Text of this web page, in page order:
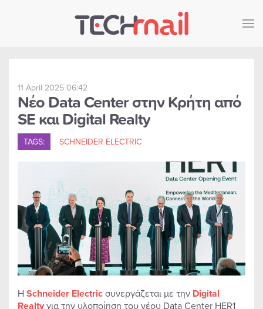
Skip to main content
11 April 2025 06:42
Νέο Data Center στην Κρήτη από
SE και Digital Realty
TAGS: SCHNEIDER ELECTRIC
ΗSchneider Electricσυνεργάζεται με την Digital
Realtyγια την υλοποίηση του νέου Data Center HER1